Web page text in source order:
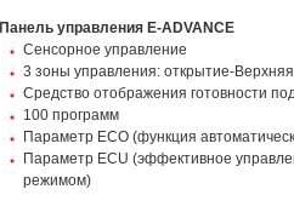
Панель управления E-ADVANCE
Сенсорное управление
3 зоны управления: открытие-
Средство отображения готовности
100 программ
Параметр ЕСО (функция
Параметр ECU (эффективное
режимом)